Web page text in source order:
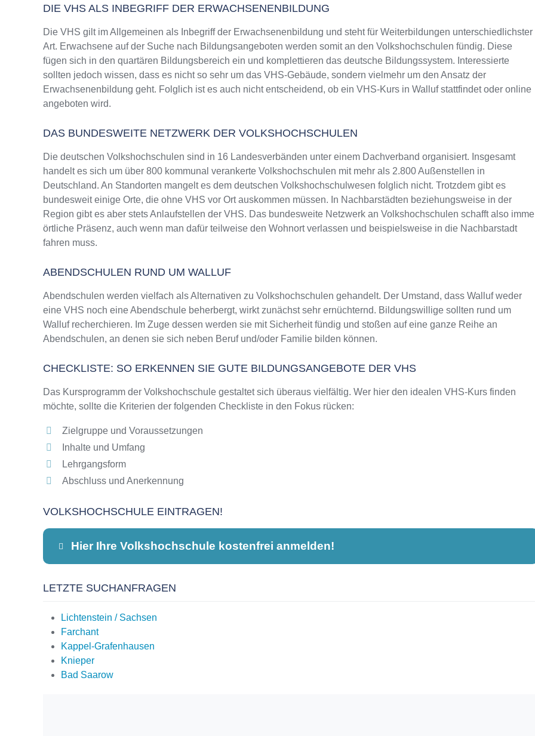
DIE VHS ALS INBEGRIFF DER ERWACHSENENBILDUNG
Die VHS gilt im Allgemeinen als Inbegriff der Erwachsenenbildung und steht für Weiterbildungen unterschiedlichster
Art. Erwachsene auf der Suche nach Bildungsangeboten werden somit an den Volkshochschulen fündig. Diese
fügen sich in den quartären Bildungsbereich ein und komplettieren das deutsche Bildungssystem. Interessierte
sollten jedoch wissen, dass es nicht so sehr um das VHS-Gebäude, sondern vielmehr um den Ansatz der
Erwachsenenbildung geht. Folglich ist es auch nicht entscheidend, ob ein VHS-Kurs in Walluf stattfindet oder online
angeboten wird.
DAS BUNDESWEITE NETZWERK DER VOLKSHOCHSCHULEN
Die deutschen Volkshochschulen sind in 16 Landesverbänden unter einem Dachverband organisiert. Insgesamt
handelt es sich um über 800 kommunal verankerte Volkshochschulen mit mehr als 2.800 Außenstellen in
Deutschland. An Standorten mangelt es dem deutschen Volkshochschulwesen folglich nicht. Trotzdem gibt es
bundesweit einige Orte, die ohne VHS vor Ort auskommen müssen. In Nachbarstädten beziehungsweise in der
Region gibt es aber stets Anlaufstellen der VHS. Das bundesweite Netzwerk an Volkshochschulen schafft also
örtliche Präsenz, auch wenn man dafür teilweise den Wohnort verlassen und beispielsweise in die Nachbarstadt
fahren muss.
ABENDSCHULEN RUND UM WALLUF
Abendschulen werden vielfach als Alternativen zu Volkshochschulen gehandelt. Der Umstand, dass Walluf weder
eine VHS noch eine Abendschule beherbergt, wirkt zunächst sehr ernüchternd. Bildungswillige sollten rund um
Walluf recherchieren. Im Zuge dessen werden sie mit Sicherheit fündig und stoßen auf eine ganze Reihe an
Abendschulen, an denen sie sich neben Beruf und/oder Familie bilden können.
CHECKLISTE: SO ERKENNEN SIE GUTE BILDUNGSANGEBOTE DER VHS
Das Kursprogramm der Volkshochschule gestaltet sich überaus vielfältig. Wer hier den idealen VHS-Kurs finden
möchte, sollte die Kriterien der folgenden Checkliste in den Fokus rücken:
Zielgruppe und Voraussetzungen
Inhalte und Umfang
Lehrgangsform
Abschluss und Anerkennung
VOLKSHOCHSCHULE EINTRAGEN!
Hier Ihre Volkshochschule kostenfrei anmelden!
LETZTE SUCHANFRAGEN
Lichtenstein / Sachsen
Farchant
Kappel-Grafenhausen
Knieper
Bad Saarow